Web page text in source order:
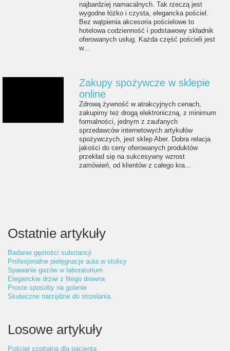
najbardziej namacalnych. Tak rzeczą jest
wygodne łóżko i czysta, elegancka pościel.
Bez wątpienia akcesoria pościelowe to
hotelowa codzienność i podstawowy składnik
oferowanych usług. Każda część pościeli jest
w...
Zakupy spożywcze w sklepie
online
Zdrową żywność w atrakcyjnych cenach,
zakupimy też drogą elektroniczną, z minimum
formalności, jednym z zaufanych
sprzedawców internetowych artykułów
spożywczych, jest sklep Aber. Dobra relacja
jakości do ceny oferowanych produktów
przekład się na sukcesywny wzrost
zamówień, od klientów z całego kra...
Ostatnie artykuły
Badanie gęstości substancji
Profesjonalne pielęgnacje auta w stolicy
Spawanie gazów w laboratorium
Eleganckie drzwi z litego drewna
Proste sposoby na golenie
Skuteczne narzędzie do strzelania.
Losowe artykuły
Pościel szpitalna dla pacjenta